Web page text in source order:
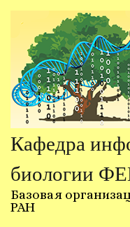
content
Кафедра
биологии
Базовая
РАН